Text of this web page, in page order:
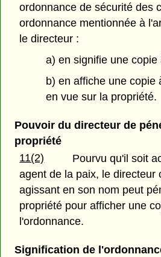
ordonnance de sécurité des
ordonnance mentionnée à
le directeur :
a) en signifie une copie
b) en affiche une copie
en vue sur la propriété.
Pouvoir du directeur de
propriété
11(2)
Pourvu qu'il soit
agent de la paix, le directeur
agissant en son nom peut
propriété pour afficher une
l'ordonnance.
Signification de